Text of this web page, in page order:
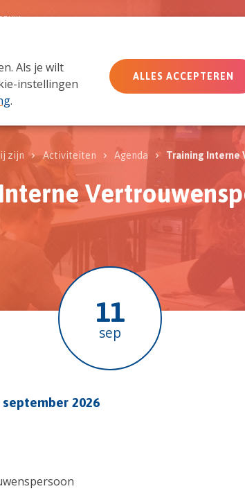
Als je wilt
instellingen
.
ALLES ACCEPTEREN
zijn Wat we doen Doe mee
zijn Activiteiten Agenda Training Interne
11
sep
2026